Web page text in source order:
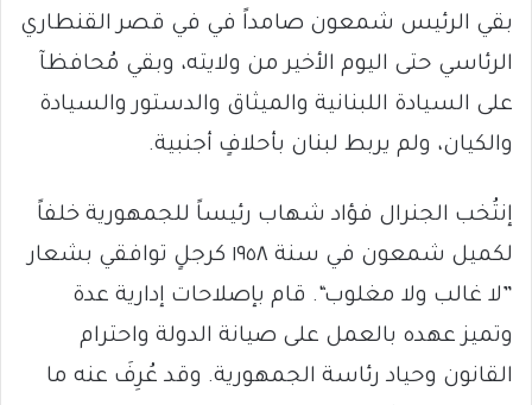
بقي الرئيس شمعون صامداً في في قصر القنطاري
الرئاسي حتى اليوم الأخير من ولايته، وبقي مُحافظآ
على السيادة اللبنانية والميثاق والدستور والسيادة
والكيان، ولم يربط لبنان بأحلافٍ أجنبية.
إنتُخب الجنرال فؤاد شهاب رئيساً للجمهورية خلفاً
لكميل شمعون في سنة ١٩٥٨ كرجلٍ توافقي بشعار
”لا غالب ولا مغلوب“. قام بإصلاحات إدارية عدة
وتميز عهده بالعمل على صيانة الدولة واحترام
القانون وحياد رئاسة الجمهورية. وقد عُرِفَ عنه ما